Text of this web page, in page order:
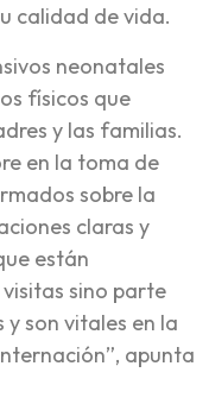
calidad de vida.
neonatales
físicos que
y las familias.
en la toma de
sobre la
claras y
están
sino parte
y son vitales en la
apunta